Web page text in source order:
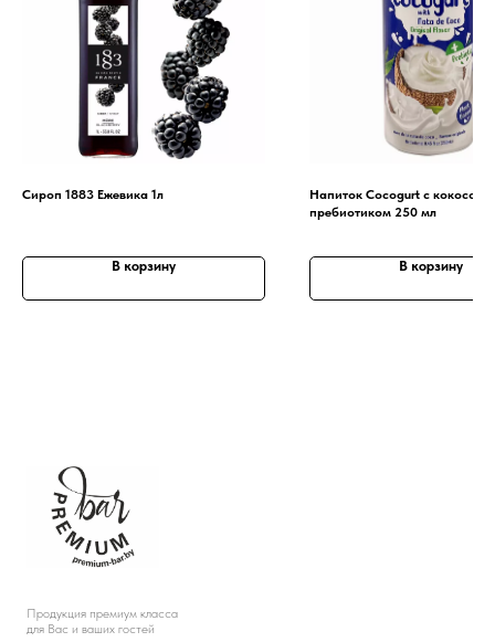
Сироп 1883 Ежевика 1л
В корзину
Напиток Cocogurt с кокосом и
пребиотиком 250 мл
В корзину
Продукция премиум класса
для Вас и ваших гостей